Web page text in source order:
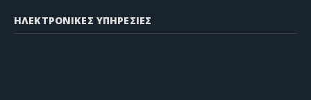
ΗΛΕΚΤΡΟΝΙΚΕΣ ΥΠΗΡΕΣΙΕΣ